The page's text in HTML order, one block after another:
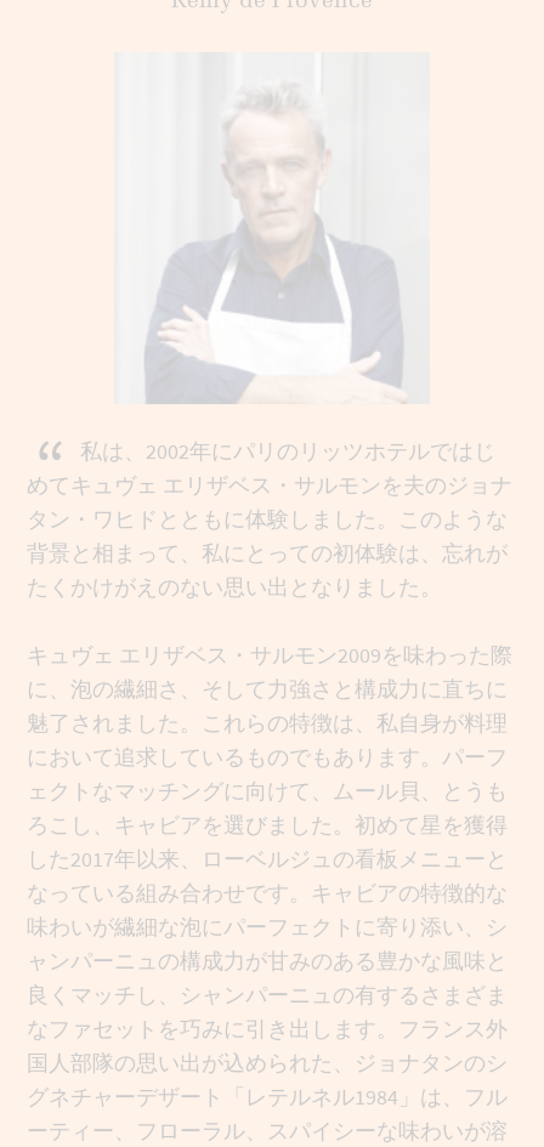
“ 私は、2002年にパリのリッツホテルではじ
めてキュヴェ エリザベス・サルモンを夫のジョナ
タン・ワヒドとともに体験しました。このような
背景と相まって、私にとっての初体験は、忘れが
たくかけがえのない思い出となりました。
キュヴェ エリザベス・サルモン2009を味わった際
に、泡の繊細さ、そして力強さと構成力に直ちに
魅了されました。これらの特徴は、私自身が料理
において追求しているものでもあります。パーフ
ェクトなマッチングに向けて、ムール貝、とうも
ろこし、キャビアを選びました。初めて星を獲得
した2017年以来、ローベルジュの看板メニューと
なっている組み合わせです。キャビアの特徴的な
味わいが繊細な泡にパーフェクトに寄り添い、シ
ャンパーニュの構成力が甘みのある豊かな風味と
良くマッチし、シャンパーニュの有するさまざま
なファセットを巧みに引き出します。フランス外
国人部隊の思い出が込められた、ジョナタンのシ
グネチャーデザート「レテルネル1984」は、フル
ーティー、フローラル、スパイシーな味わいが溶